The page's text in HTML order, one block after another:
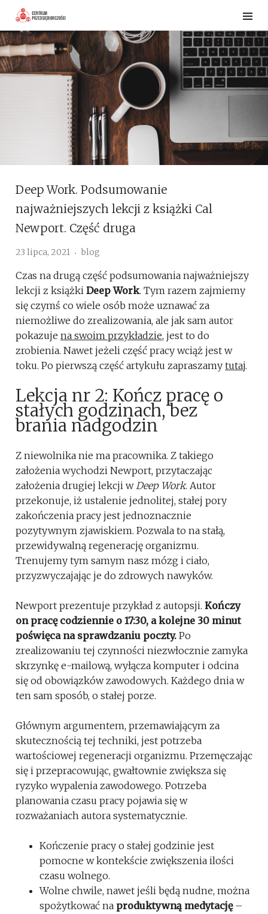
content
Deep Work. Podsumowanie
najważniejszych lekcji z książki Cal
Newport. Część druga
23 lipca, 2021 blog
Czas na drugą część podsumowania najważniejszy
lekcji z książki Deep Work. Tym razem zajmiemy
się czymś co wiele osób może uznawać za
niemożliwe do zrealizowania, ale jak sam autor
pokazuje na swoim przykładzie, jest to do
zrobienia. Nawet jeżeli część pracy wciąż jest w
toku. Po pierwszą część artykułu zapraszamy tutaj.
Lekcja nr 2: Kończ pracę o
stałych godzinach, bez
brania nadgodzin
Z niewolnika nie ma pracownika. Z takiego
założenia wychodzi Newport, przytaczając
założenia drugiej lekcji wDeep Work. Autor
przekonuje, iż ustalenie jednolitej, stałej pory
zakończenia pracy jest jednoznacznie
pozytywnym zjawiskiem. Pozwala to na stałą,
przewidywalną regenerację organizmu.
Trenujemy tym samym nasz mózg i ciało,
przyzwyczajając je do zdrowych nawyków.
Newport prezentuje przykład z autopsji. Kończy
on pracę codziennie o 17:30, a kolejne 30 minut
poświęca na sprawdzaniu poczty. Po
zrealizowaniu tej czynności niezwłocznie zamyka
skrzynkę e-mailową, wyłącza komputer i odcina
się od obowiązków zawodowych. Każdego dnia w
ten sam sposób, o stałej porze.
Głównym argumentem, przemawiającym za
skutecznością tej techniki, jest potrzeba
wartościowej regeneracji organizmu. Przemęczając
się i przepracowując, gwałtownie zwiększa się
ryzyko wypalenia zawodowego. Potrzeba
planowania czasu pracy pojawia się w
rozważaniach autora systematycznie.
Kończenie pracy o stałej godzinie jest
pomocne w kontekście zwiększenia ilości
czasu wolnego.
Wolne chwile, nawet jeśli będą nudne, można
spożytkować na produktywną medytację–